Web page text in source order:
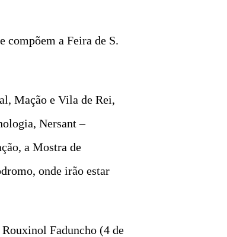
compõem a Feira de S.
Mação e Vila de Rei,
Nersant –
a Mostra de
onde irão estar
Faduncho (4 de